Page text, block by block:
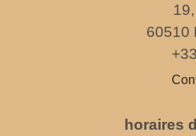
60510
horaires